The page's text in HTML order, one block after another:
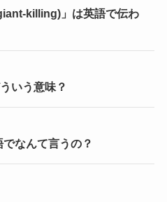
killing)」は英語で伝わ
いう意味？
でなんて言うの？